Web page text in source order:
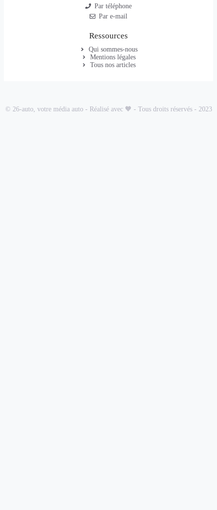
Par téléphone
Par e-mail
Ressources
Qui sommes-nous
Mentions légales
Tous nos articles
© 26-auto, votre média auto - Réalisé avec 🧡 - Tous droits réservés - 2023